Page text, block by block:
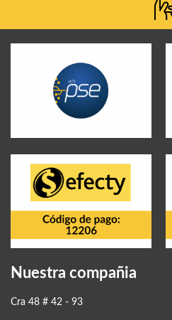
Nuestra compañia
Cra 48 # 42 - 93